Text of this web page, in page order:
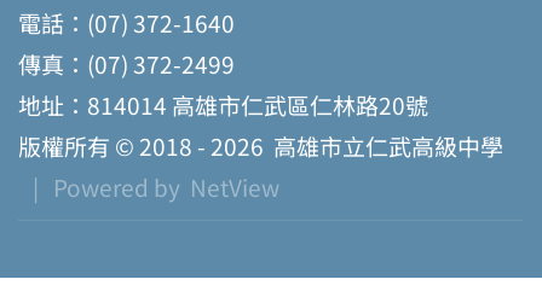
電話：(07) 372-1640
傳真：(07) 372-2499
地址：814014 高雄市仁武區仁林路20號
版權所有 © 2018 - 2026 高雄市立仁武高級中學
| Powered by NetView